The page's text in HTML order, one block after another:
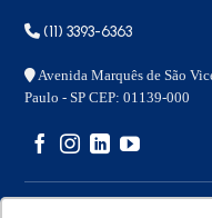
(11) 3393-6363
Avenida Marquês de São
Paulo - SP CEP: 01139-000